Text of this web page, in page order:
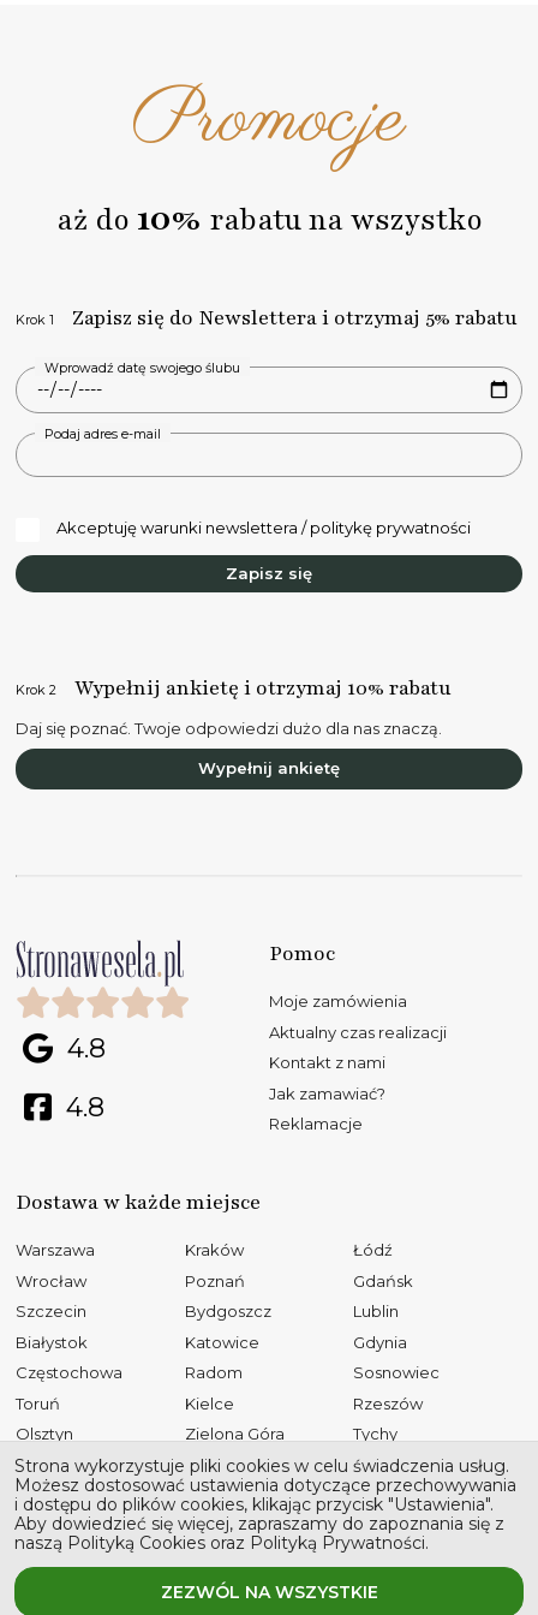
4. Gotowy projekt graficzny otrzymasz od nas do
akceptacji. Możesz złościć poprawki lub go
zaakceptować.
5. Dopiero po Twojej akceptacji zaczynamy produkcję
zaproszenia. Teraz już nic nie możesz zmienić w swoim
6. Wysyłka Twojego zamówienia.
poczty email.
Promocje
aż do 10% rabatu na wszystko
Krok 1 Zapisz się do Newslettera i otrzymaj 5% rabatu
Wprowadź datę swojego ślubu
Podaj adres e-mail
Akceptuję warunki newslettera / politykę prywatności
Zapisz się
Krok 2 Wypełnij ankietę i otrzymaj 10% rabatu
Daj się poznać. Twoje odpowiedzi dużo dla nas znaczą.
Wypełnij ankietę
4.8
4.8
Pomoc
Moje zamówienia
Aktualny czas realizacji
Kontakt z nami
Jak zamawiać?
Reklamacje
Dostawa w każde miejsce
Warszawa Kraków
Łódź
Wrocław
Poznań
Gdańsk
Szczecin
Bydgoszcz
Lublin
Białystok
Katowice
Gdynia
Częstochowa
Radom
Sosnowiec
Toruń
Kielce
Rzeszów
Olsztyn
Zielona Góra
Tychy
Opole
Gliwice
Płock
Bielsko-Biała
Elbląg
Ruda Śląska
Rybnik
Tarnów
Kalisz
Koszalin
Słupsk
Strona wykorzystuje pliki cookies w celu świadczenia usług.
Możesz dostosować ustawienia dotyczące przechowywania
i dostępu do plików cookies, klikając przycisk "Ustawienia".
Aby dowiedzieć się więcej, zapraszamy do zapoznania się z
naszą Polityką Cookies oraz Polityką Prywatności.
ZEZWÓL NA WSZYSTKIE